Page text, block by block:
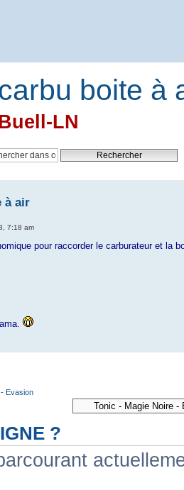
boite à
LN
à air
7:18 am
pour raccorder le carburateur et la
Evasion
?